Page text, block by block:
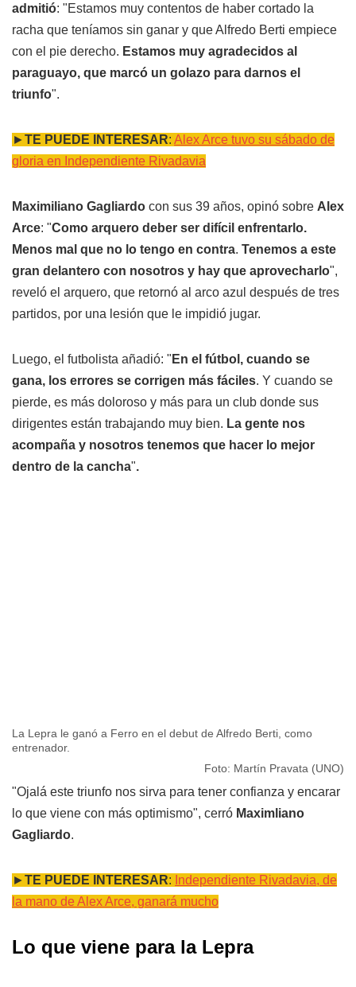
admitió: "Estamos muy contentos de haber cortado la
racha que teníamos sin ganar y que Alfredo Berti empiece
con el pie derecho. Estamos muy agradecidos al
paraguayo, que marcó un golazo para darnos el
triunfo".
►TE PUEDE INTERESAR: Alex Arce tuvo su sábado de
gloria en Independiente Rivadavia
Maximiliano Gagliardo con sus 39 años, opinó sobre Alex
Arce: "Como arquero deber ser difícil enfrentarlo.
Menos mal que no lo tengo en contra. Tenemos a este
gran delantero con nosotros y hay que aprovecharlo",
reveló el arquero, que retornó al arco azul después de tres
partidos, por una lesión que le impidió jugar.
Luego, el futbolista añadió: " En el fútbol, cuando se
gana, los errores se corrigen más fáciles. Y cuando se
pierde, es más doloroso y más para un club donde sus
dirigentes están trabajando muy bien. La gente nos
acompaña y nosotros tenemos que hacer lo mejor
dentro de la cancha".
La Lepra le ganó a Ferro en el debut de Alfredo Berti, como
entrenador.
Foto: Martín Pravata (UNO)
"Ojalá este triunfo nos sirva para tener confianza y encarar
lo que viene con más optimismo", cerró Maximliano
Gagliardo.
►TE PUEDE INTERESAR: Independiente Rivadavia, de
la mano de Alex Arce, ganará mucho
Lo que viene para la Lepra